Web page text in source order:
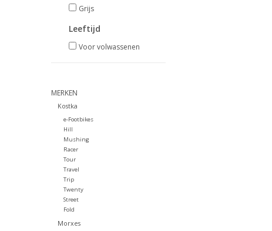
Grijs
Leeftijd
Voor volwassenen
MERKEN
Kostka
e-Footbikes
Hill
Mushing
Racer
Tour
Travel
Trip
Twenty
Street
Fold
Morxes